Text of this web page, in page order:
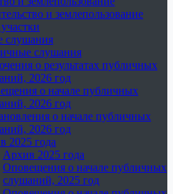
и землепользование
слушания
слушания
о результатах публичных
2026 год
о начале публичных
2026 год
о начале публичных
2026 год
2025 года
Архив 2025 года
Оповещения о начале публичных
слушаний, 2025 год